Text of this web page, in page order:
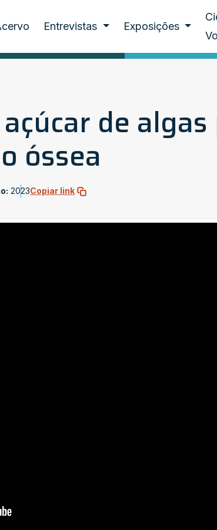
Entrevistas Exposições
de
óssea
2023Copiar link